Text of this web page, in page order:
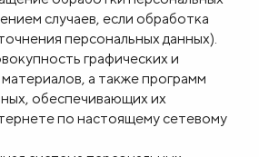
случаев, если обработка
персональных данных).
графических и
а также программ
обеспечивающих их
по настоящему сетевому